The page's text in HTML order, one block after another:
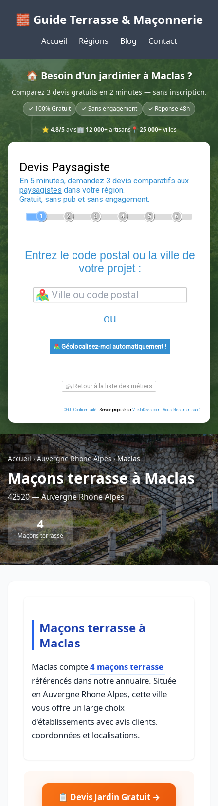
🧱 Guide Terrasse & Maçonnerie
Accueil Régions Blog Contact
🏠 Besoin d'un jardinier à Maclas ?
Comparez 3 devis gratuits en 2 minutes — sans inscription.
✓ 100% Gratuit ✓ Sans engagement ✓ Réponse 48h
⭐ 4.8/5avis🏢 12 000+artisans📍 25 000+villes
Devis Paysagiste
En 5 minutes, demandez3 devis comparatifs
votre projet :
ou
Géolocalisez-moi automatiquement !
Retour à la liste des métiers
CGU -Confidentialité- Service proposé parViteUnDevis.com-Vous
Accueil›Auvergne Rhone Alpes›Maclas
Maçons terrasse à Maclas
42520 — Auvergne Rhone Alpes
4
Maçons terrasse
Maçons terrasse à
Maclas
Maclas compte4 maçons terrasse
référencés dans notre annuaire. Située
en Auvergne Rhone Alpes, cette ville
vous offre un large choix
d'établissements avec avis clients,
coordonnées et localisations.
📋 Devis Jardin Gratuit →